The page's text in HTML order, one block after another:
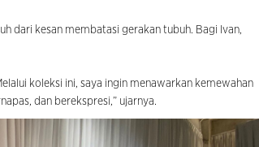
dari kesan membatasi gerakan tubuh. Bagi Ivan,
koleksi ini, saya ingin menawarkan kemewahan
dan berekspresi,” ujarnya.